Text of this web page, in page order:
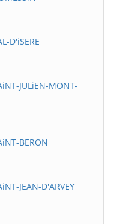
D'iSERE
JULiEN-MONT-
BERON
JEAN-D'ARVEY